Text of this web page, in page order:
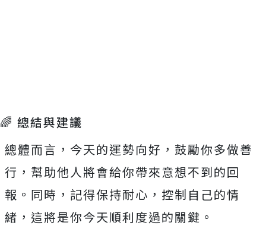
🌈 總結與建議
總體而言，今天的運勢向好，鼓勵你多做善
行，幫助他人將會給你帶來意想不到的回
報。同時，記得保持耐心，控制自己的情
緒，這將是你今天順利度過的關鍵。